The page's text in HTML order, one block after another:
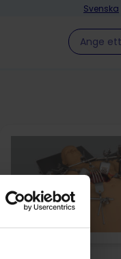
Svenska
Hae sivulla